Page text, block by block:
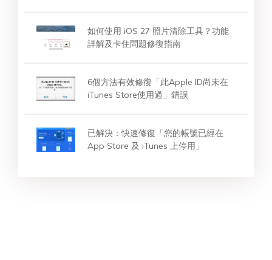
如何使用 iOS 27 照片清除工具？功能
詳解及卡住問題修復指南
6個方法有效修復「此Apple ID尚未在
iTunes Store使用過」錯誤
已解決：快速修復「您的帳號已經在
App Store 及 iTunes 上停用」